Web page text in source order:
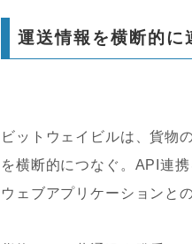
運送情報を横断的に
ビットウェイビルは、貨物
を横断的につなぐ。API連
ウェブアプリケーションと